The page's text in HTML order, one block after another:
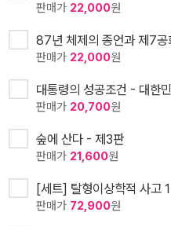
판매가 22,000원
87년 체제의 종언과 제7공
판매가 22,000원
대통령의 성공조건 - 대한
판매가 20,700원
숲에 산다 - 제3판
판매가 21,600원
[세트] 탈형이상학적 사고
판매가 72,900원